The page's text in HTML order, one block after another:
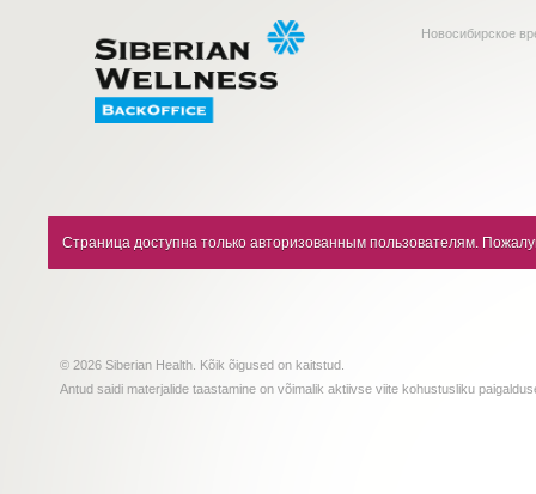
Новосибирское
Страница доступна только авторизованным пользователям.
© 2026 Siberian Health. Kõik õigused on kaitstud.
Antud saidi materjalide taastamine on võimalik aktiivse viite kohustusliku